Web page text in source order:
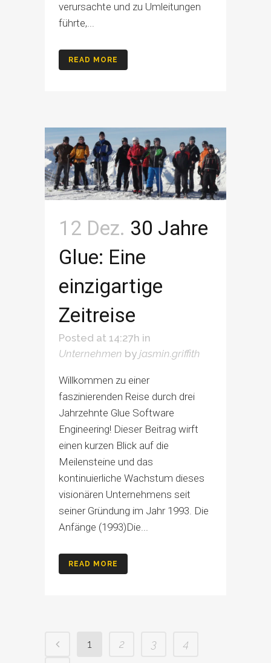
verursachte und zu Umleitungen
führte,...
READ MORE
12 Dez. 30 Jahre
Glue: Eine
einzigartige
Zeitreise
Posted at 14:27h in
Unternehmen by jasmin.griffith
Willkommen zu einer
faszinierenden Reise durch drei
Jahrzehnte Glue Software
Engineering! Dieser Beitrag wirft
einen kurzen Blick auf die
Meilensteine und das
kontinuierliche Wachstum dieses
visionären Unternehmens seit
seiner Gründung im Jahr 1993. Die
Anfänge (1993)Die...
READ MORE
1 2 3 4